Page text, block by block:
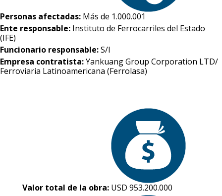
Personas afectadas: Más de 1.000.001
Ente responsable: Instituto de Ferrocarriles del Estado
(IFE)
Funcionario responsable:S/I
Empresa contratista:Yankuang Group Corporation LTD/
Ferroviaria Latinoamericana (Ferrolasa)
Valor total de la obra: USD 953.200.000